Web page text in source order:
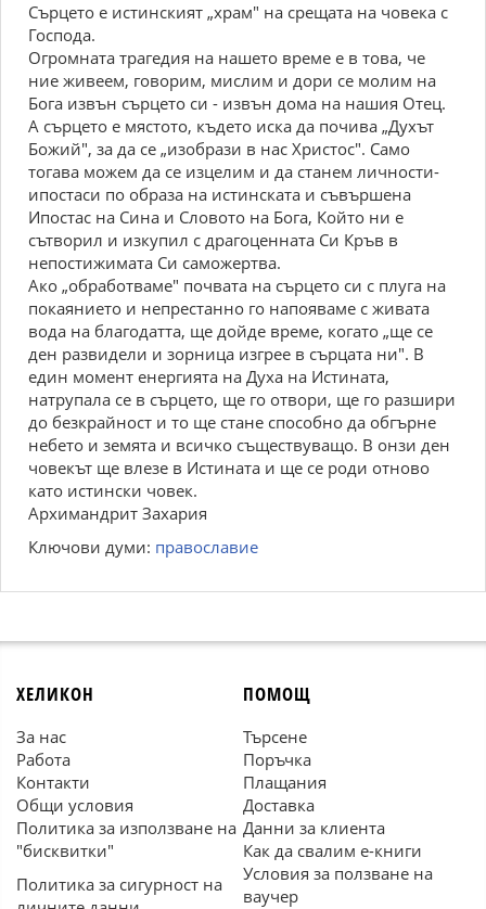
Сърцето е истинският „храм" на срещата на човека с
Господа.
Огромната трагедия на нашето време е в това, че
ние живеем, говорим, мислим и дори се молим на
Бога извън сърцето си - извън дома на нашия Отец.
А сърцето е мястото, където иска да почива „Духът
Божий", за да се „изобрази в нас Христос". Само
тогава можем да се изцелим и да станем личности-
ипостаси по образа на истинската и съвършена
Ипостас на Сина и Словото на Бога, Който ни е
сътворил и изкупил с драгоценната Си Кръв в
непостижимата Си саможертва.
Ако „обработваме" почвата на сърцето си с плуга на
покаянието и непрестанно го напояваме с живата
вода на благодатта, ще дойде време, когато „ще се
ден развидели и зорница изгрее в сърцата ни". В
един момент енергията на Духа на Истината,
натрупала се в сърцето, ще го отвори, ще го разшири
до безкрайност и то ще стане способно да обгърне
небето и земята и всичко съществуващо. В онзи ден
човекът ще влезе в Истината и ще се роди отново
като истински човек.
Архимандрит Захария
Ключови думи: православие
ХЕЛИКОН
За нас
Работа
Контакти
Общи условия
Политика за използване на
"бисквитки"
Политика за сигурност на
ПОМОЩ
Търсене
Поръчка
Плащания
Доставка
Данни за клиента
Как да свалим е-книги
Условия за ползване на
ваучер